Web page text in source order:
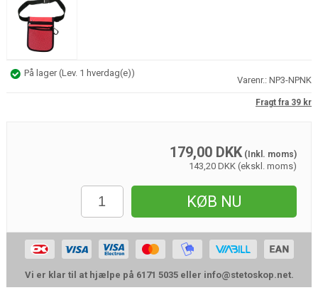
På lager(Lev. 1 hverdag(e))
Varenr.:NP3-NPNK
Fragt fra 39 kr
179,00 DKK(Inkl. moms)
143,20 DKK (ekskl. moms)
KØB NU
Vi er klar til at hjælpe på 6171 5035 eller info@stetoskop.net.